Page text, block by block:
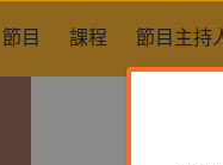
節目 課程 節目主持